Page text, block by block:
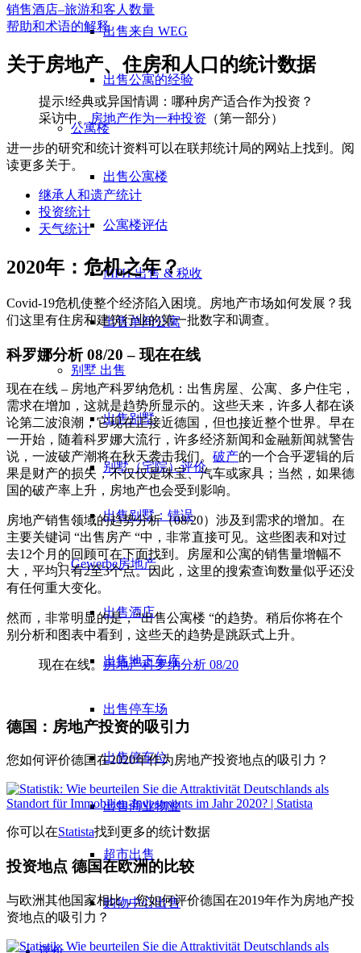
出售来自 WEG
出售公寓的经验
公寓楼
出售公寓楼
公寓楼评估
MFH 出售 & 税收
出售单间公寓
别墅 出售
出售别墅
别墅（宅院）评价
出售别墅：错误
Gewerbe房地产
出售酒店
出售地下车库
出售停车场
出售停车位
出售商业物业
超市出售
购物中心出售
销售酒店–旅游和客人数量
帮助和术语的解释
关于房地产、住房和人口的统计数据
提示!经典或异国情调：哪种房产适合作为投资？
采访中。房地产作为一种投资 （第一部分）
进一步的研究和统计资料可以在联邦统计局的网站上找到。阅
读更多关于。
继承人和遗产统计
投资统计
天气统计
2020年：危机之年？
Covid-19危机使整个经济陷入困境。房地产市场如何发展？我
们这里有住房和建筑行业的第一批数字和调查。
科罗娜分析 08/20 – 现在在线
现在在线 – 房地产科罗纳危机：出售房屋、公寓、多户住宅，
需求在增加，这就是趋势所显示的。这些天来，许多人都在谈
论第二波浪潮，它现在正接近德国，但也接近整个世界。早在
一开始，随着科罗娜大流行，许多经济新闻和金融新闻就警告
说，一波破产潮将在秋天袭击我们。 破产的一个合乎逻辑的后
果是财产的损失，不仅仅是珠宝、汽车或家具；当然，如果德
国的破产率上升，房地产也会受到影响。
房地产销售领域的趋势分析（08/20）涉及到需求的增加。在
主要关键词 “出售房产 “中，非常直接可见。这些图表和对过
去12个月的回顾可在下面找到。房屋和公寓的销售量增幅不
大，平均只有2至3个点。因此，这里的搜索查询数量似乎还没
有任何重大变化。
然而，非常明显的是，”出售公寓楼 “的趋势。稍后你将在个
别分析和图表中看到，这些天的趋势是跳跃式上升。
现在在线。 房地产科罗纳分析 08/20
德国：房地产投资的吸引力
您如何评价德国在2020年作为房地产投资地点的吸引力？
你可以在Statista找到更多的统计数据
投资地点 德国在欧洲的比较
与欧洲其他国家相比，您如何评价德国在2019年作为房地产投
资地点的吸引力？